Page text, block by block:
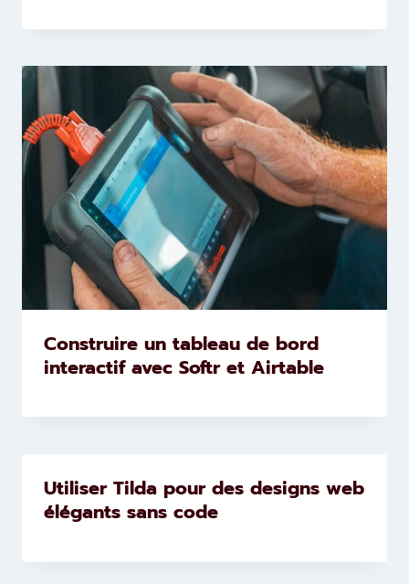
Construire un tableau de bord
interactif avec Softr et Airtable
Utiliser Tilda pour des designs web
élégants sans code